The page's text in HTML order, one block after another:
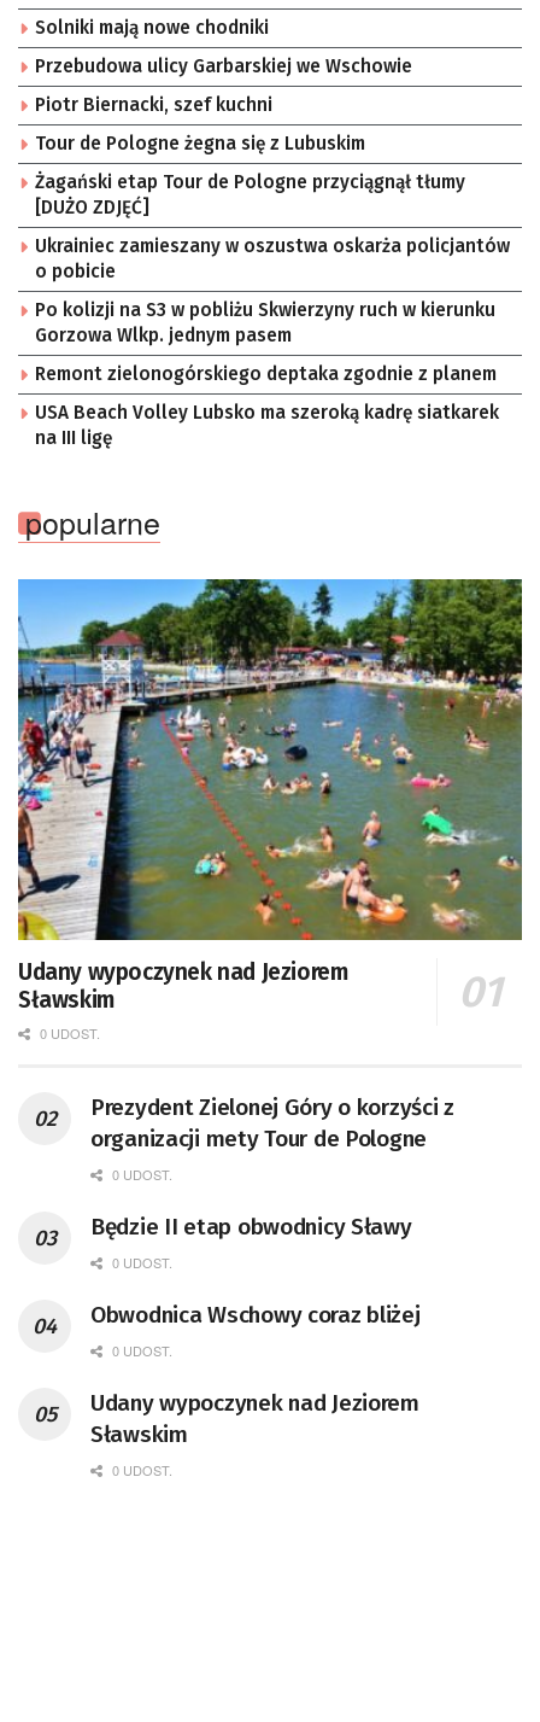
Solniki mają nowe chodniki
Przebudowa ulicy Garbarskiej we Wschowie
Piotr Biernacki, szef kuchni
Tour de Pologne żegna się z Lubuskim
Żagański etap Tour de Pologne przyciągnął tłumy
[DUŻO ZDJĘĆ]
Ukrainiec zamieszany w oszustwa oskarża policjantów
o pobicie
Po kolizji na S3 w pobliżu Skwierzyny ruch w kierunku
Gorzowa Wlkp. jednym pasem
Remont zielonogórskiego deptaka zgodnie z planem
USA Beach Volley Lubsko ma szeroką kadrę siatkarek
na III ligę
popularne
Udany wypoczynek nad Jeziorem
Sławskim
0 UDOST.
Prezydent Zielonej Góry o korzyści z
organizacji mety Tour de Pologne
0 UDOST.
Będzie II etap obwodnicy Sławy
0 UDOST.
Obwodnica Wschowy coraz bliżej
0 UDOST.
Udany wypoczynek nad Jeziorem
Sławskim
0 UDOST.